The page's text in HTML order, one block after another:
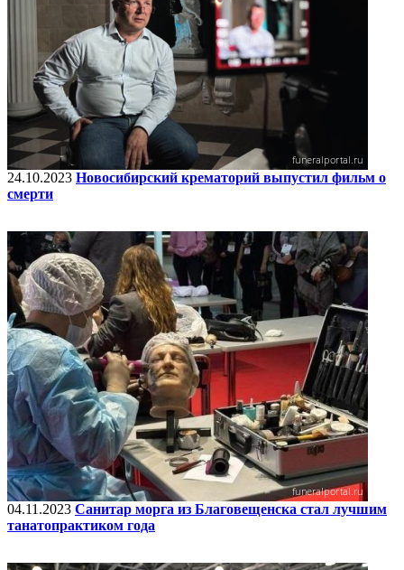
24.10.2023 Новосибирский крематорий выпустил фильм о
смерти
04.11.2023 Санитар морга из Благовещенска стал лучшим
танатопрактиком года